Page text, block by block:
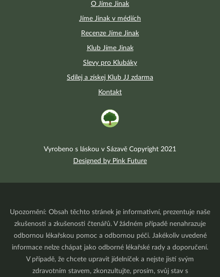
O Jíme Jinak
Jíme Jinak v médiích
Recenze Jíme Jinak
Klub Jíme Jinak
Slevy pro Klubáky
Sdílej a získej Klub JJ zdarma
Kontakt
Vyrobeno s láskou v Sázavě Copyright 2021
Designed by Pink Future
Upozornění: Obsah těchto stránek je informativní, prezentuje naše
zkušenosti a zkušenosti čtenářů. V žádném případě nenahrazuje
odbornou lékařskou pomoc a odbornou péči. Jakékoliv uvedené
informace nelze chápat jako odborné lékařské rady a doporučení.
V případě, že chcete upravit jídelníček a nejste jistí svým
zdravotním stavem, zkonzultujte, prosím, svůj stav s